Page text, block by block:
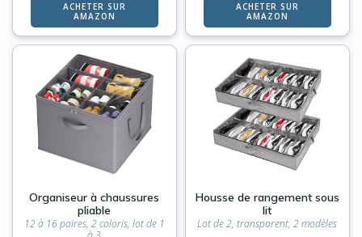
ACHETER SUR
AMAZON
ACHETER SUR
AMAZON
Organiseur à chaussures
pliable
12 à 16 paires, 2 coloris, lot de 1
Housse de rangement sous
lit
Lot de 2, transparent, 2 modèles